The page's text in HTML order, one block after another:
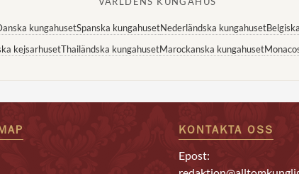
kungahusetSpanska kungahusetNederländska kungahuset
kejsarhusetThailändska kungahusetMarockanska kungahuset
KONTAKTA OSS
Epost: